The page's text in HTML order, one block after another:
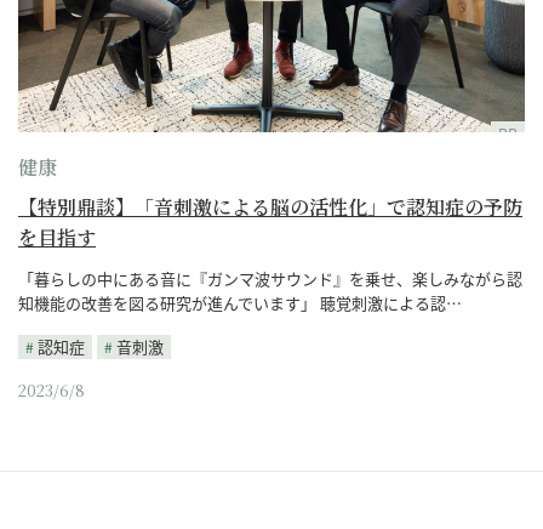
PR
健康
【特別鼎談】「音刺激による脳の活性化」で認知症の予防
を目指す
「暮らしの中にある音に『ガンマ波サウンド』を乗せ、楽しみながら認
知機能の改善を図る研究が進んでいます」 聴覚刺激による認…
認知症
音刺激
2023/6/8